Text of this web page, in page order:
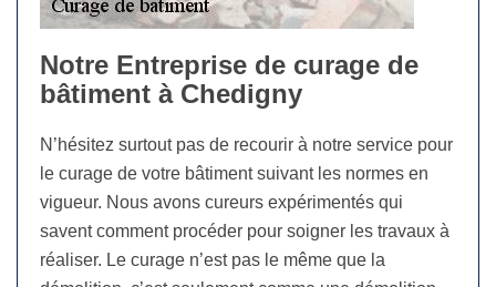
Notre Entreprise de curage de
bâtiment à Chedigny
N’hésitez surtout pas de recourir à notre service pour
le curage de votre bâtiment suivant les normes en
vigueur. Nous avons cureurs expérimentés qui
savent comment procéder pour soigner les travaux à
réaliser. Le curage n’est pas le même que la